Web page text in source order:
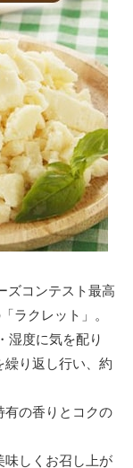
ズコンテスト最高
ラクレット」。
湿度に気を配り
繰り返し行い、約
有の香りとコクの
味しくお召し上が